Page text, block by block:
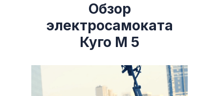
Обзор
электросамоката
Куго М 5